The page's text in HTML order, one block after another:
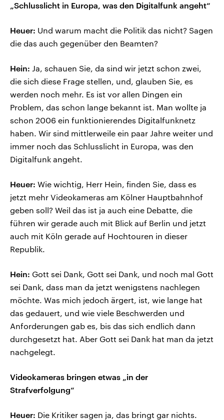
„Schlusslicht in Europa, was den Digitalfunk angeht“
Heuer: Und warum macht die Politik das nicht? Sagen
die das auch gegenüber den Beamten?
Hein: Ja, schauen Sie, da sind wir jetzt schon zwei,
die sich diese Frage stellen, und, glauben Sie, es
werden noch mehr. Es ist vor allen Dingen ein
Problem, das schon lange bekannt ist. Man wollte ja
schon 2006 ein funktionierendes Digitalfunknetz
haben. Wir sind mittlerweile ein paar Jahre weiter und
immer noch das Schlusslicht in Europa, was den
Digitalfunk angeht.
Heuer: Wie wichtig, Herr Hein, finden Sie, dass es
jetzt mehr Videokameras am Kölner Hauptbahnhof
geben soll? Weil das ist ja auch eine Debatte, die
führen wir gerade auch mit Blick auf Berlin und jetzt
auch mit Köln gerade auf Hochtouren in dieser
Republik.
Hein: Gott sei Dank, Gott sei Dank, und noch mal Gott
sei Dank, dass man da jetzt wenigstens nachlegen
möchte. Was mich jedoch ärgert, ist, wie lange hat
das gedauert, und wie viele Beschwerden und
Anforderungen gab es, bis das sich endlich dann
durchgesetzt hat. Aber Gott sei Dank hat man da jetzt
nachgelegt.
Videokameras bringen etwas „in der
Strafverfolgung“
Heuer: Die Kritiker sagen ja, das bringt gar nichts.